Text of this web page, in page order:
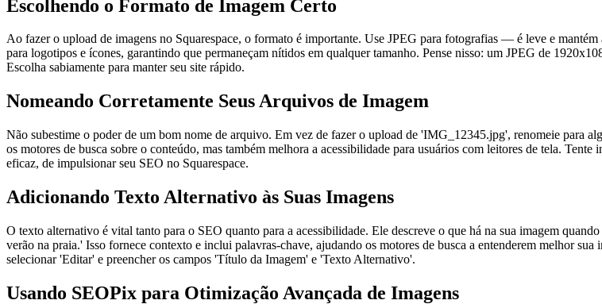
Escolhendo o Formato de Imagem Certo
Ao fazer o upload de imagens no Squarespace, o formato é importante. Use JPEG para fotografias — é leve e
para logotipos e ícones, garantindo que permaneçam nítidos em qualquer tamanho. Pense nisso: um JPEG de
Escolha sabiamente para manter seu site rápido.
Nomeando Corretamente Seus Arquivos de Imagem
Não subestime o poder de um bom nome de arquivo. Em vez de fazer o upload de 'IMG_12345.jpg', renomeie para
os motores de busca sobre o conteúdo, mas também melhora a acessibilidade para usuários com leitores de tela.
eficaz, de impulsionar seu SEO no Squarespace.
Adicionando Texto Alternativo às Suas Imagens
O texto alternativo é vital tanto para o SEO quanto para a acessibilidade. Ele descreve o que há na sua imagem
verão na praia.' Isso fornece contexto e inclui palavras-chave, ajudando os motores de busca a entenderem melhor
selecionar 'Editar' e preencher os campos 'Título da Imagem' e 'Texto Alternativo'.
Usando SEOPix para Otimização Avançada de Imagens